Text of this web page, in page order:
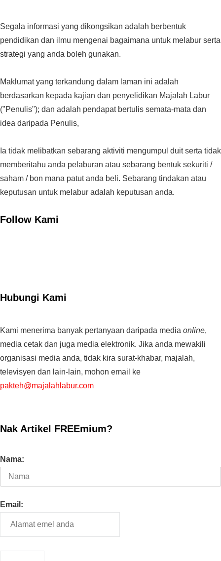
Segala informasi yang dikongsikan adalah berbentuk
pendidikan dan ilmu mengenai bagaimana untuk melabur serta
strategi yang anda boleh gunakan.
Maklumat yang terkandung dalam laman ini adalah
berdasarkan kepada kajian dan penyelidikan Majalah Labur
("Penulis"); dan adalah pendapat bertulis semata-mata dan
idea daripada Penulis,
Ia tidak melibatkan sebarang aktiviti mengumpul duit serta tidak
memberitahu anda pelaburan atau sebarang bentuk sekuriti /
saham / bon mana patut anda beli. Sebarang tindakan atau
keputusan untuk melabur adalah keputusan anda.
Follow Kami
Hubungi Kami
Kami menerima banyak pertanyaan daripada media online,
media cetak dan juga media elektronik. Jika anda mewakili
organisasi media anda, tidak kira surat-khabar, majalah,
televisyen dan lain-lain, mohon email ke
pakteh@majalahlabur.com
Nak Artikel FREEmium?
Nama:
Email: